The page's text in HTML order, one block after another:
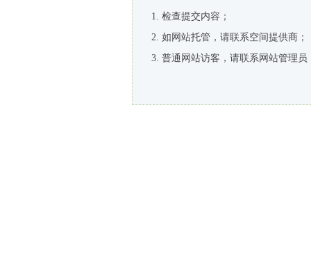
检查提交内容；
如网站托管，请联系空间提供商；
普通网站访客，请联系网站管理员